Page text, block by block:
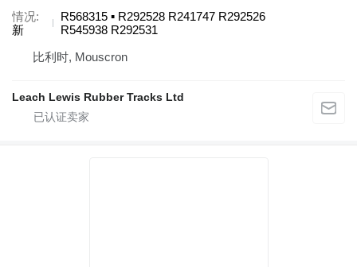
情况
新
R568315 ▪ R292528 R241747 R292526
R545938 R292531
比利时, Mouscron
Leach Lewis Rubber Tracks Ltd